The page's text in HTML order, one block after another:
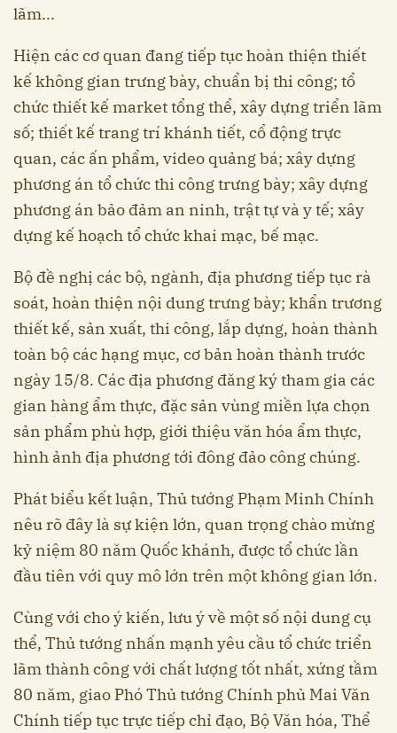
lãm...
Hiện các cơ quan đang tiếp tục hoàn thiện thiết
kế không gian trưng bày, chuẩn bị thi công; tổ
chức thiết kế market tổng thể, xây dựng triển lãm
số; thiết kế trang trí khánh tiết, cổ động trực
quan, các ấn phẩm, video quảng bá; xây dựng
phương án tổ chức thi công trưng bày; xây dựng
phương án bảo đảm an ninh, trật tự và y tế; xây
dựng kế hoạch tổ chức khai mạc, bế mạc.
Bộ đề nghị các bộ, ngành, địa phương tiếp tục rà
soát, hoàn thiện nội dung trưng bày; khẩn trương
thiết kế, sản xuất, thi công, lắp dựng, hoàn thành
toàn bộ các hạng mục, cơ bản hoàn thành trước
ngày 15/8. Các địa phương đăng ký tham gia các
gian hàng ẩm thực, đặc sản vùng miền lựa chọn
sản phẩm phù hợp, giới thiệu văn hóa ẩm thực,
hình ảnh địa phương tới đông đảo công chúng.
Phát biểu kết luận, Thủ tướng Phạm Minh Chính
nêu rõ đây là sự kiện lớn, quan trọng chào mừng
kỷ niệm 80 năm Quốc khánh, được tổ chức lần
đầu tiên với quy mô lớn trên một không gian lớn.
Cùng với cho ý kiến, lưu ý về một số nội dung cụ
thể, Thủ tướng nhấn mạnh yêu cầu tổ chức triển
lãm thành công với chất lượng tốt nhất, xứng tầm
80 năm, giao Phó Thủ tướng Chính phủ Mai Văn
Chính tiếp tục trực tiếp chỉ đạo, Bộ Văn hóa, Thể